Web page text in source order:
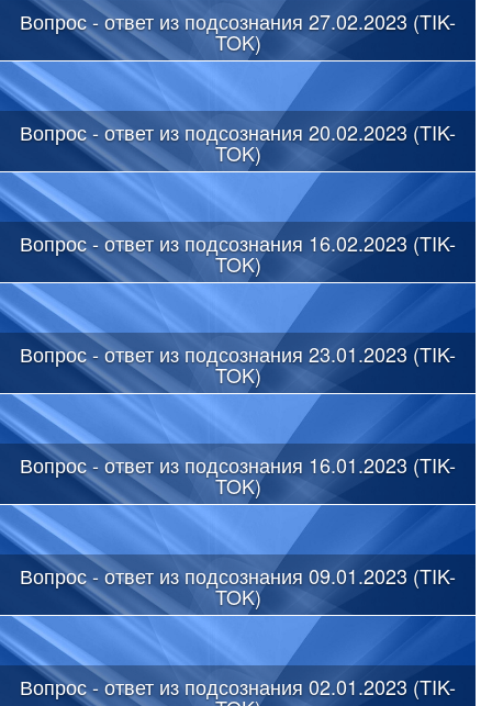
Вопрос - ответ из подсознания 27.02.2023 (TIK-
TOK)
Вопрос - ответ из подсознания 20.02.2023 (TIK-
TOK)
Вопрос - ответ из подсознания 16.02.2023 (TIK-
TOK)
Вопрос - ответ из подсознания 23.01.2023 (TIK-
TOK)
Вопрос - ответ из подсознания 16.01.2023 (TIK-
TOK)
Вопрос - ответ из подсознания 09.01.2023 (TIK-
TOK)
Вопрос - ответ из подсознания 02.01.2023 (TIK-